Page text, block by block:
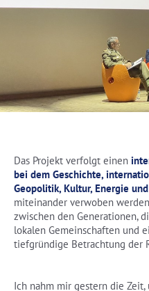
Das Projekt verfolgt einen
bei dem Geschichte,
Geopolitik, Kultur, Energie
miteinander verwoben
zwischen den Generationen,
lokalen Gemeinschaften und
tiefgründige Betrachtung der
Ich nahm mir gestern die